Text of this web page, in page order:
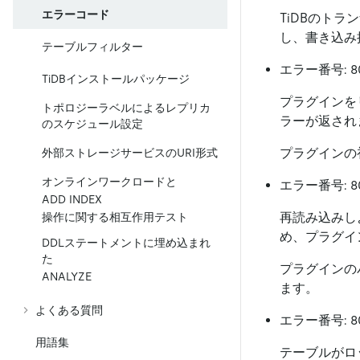
エラーコード
テーブルフィルター
TiDBインストールパッケージ
トポロジーラベルによるレプリカ
のスケジュール設定
外部ストレージサービスのURI形式
オンラインワークロードと
ADD INDEX
操作に関する相互作用テスト
DDLステートメントに埋め込まれ
た
ANALYZE
よくある質問
用語集
TiDBのトラ
し、書き込
エラー番号:
プラグイン
ラーが返さ
プラグイン
エラー番号:
再読み込み
め、プラグ
プラグイン
ます。
エラー番号:
テーブルが